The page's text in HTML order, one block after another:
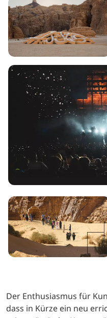
Der Enthusiasmus für
dass in Kürze ein neu